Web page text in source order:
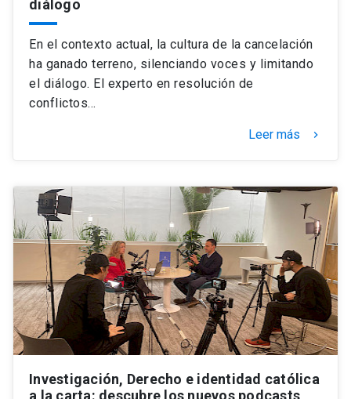
diálogo
En el contexto actual, la cultura de la cancelación
ha ganado terreno, silenciando voces y limitando
el diálogo. El experto en resolución de
conflictos…
Leer más keyboard_arrow_right
Investigación, Derecho e identidad católica
a la carta: descubre los nuevos podcasts